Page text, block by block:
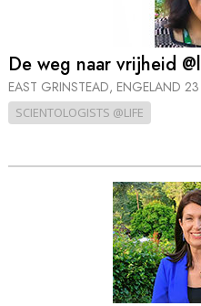
De weg naar vrijheid
EAST GRINSTEAD, ENGELAND 23
SCIENTOLOGISTS @LIFE